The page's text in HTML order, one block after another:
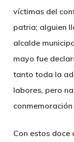
víctimas del
patria; alguien
alcalde
mayo fue
tanto toda la
labores, pero
Con estos doce